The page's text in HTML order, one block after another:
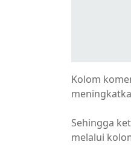
Kolom
Sehingga
melalui